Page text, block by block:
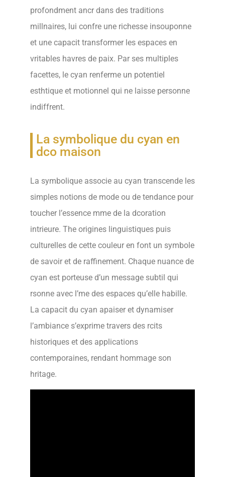
profondment ancr dans des traditions
millnaires, lui confre une richesse insouponne
et une capacit transformer les espaces en
vritables havres de paix. Par ses multiples
facettes, le cyan renferme un potentiel
esthtique et motionnel qui ne laisse personne
indiffrent.
La symbolique du cyan en
dco maison
La symbolique associe au cyan transcende les
simples notions de mode ou de tendance pour
toucher l’essence mme de la dcoration
intrieure. The origines linguistiques puis
culturelles de cette couleur en font un symbole
de savoir et de raffinement. Chaque nuance de
cyan est porteuse d’un message subtil qui
rsonne avec l’me des espaces qu’elle habille.
La capacit du cyan apaiser et dynamiser
l’ambiance s’exprime travers des rcits
historiques et des applications
contemporaines, rendant hommage son
hritage.